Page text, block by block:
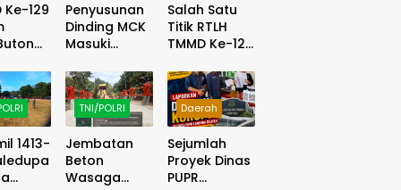
Ke-129
Bor
Air
Penyusunan
Dinding MCK
Masuki
Lanjutan,
Satgas
TMMD
Optimalkan
Progres di
Lapangan
Salah Satu
Titik RTLH
TMMD Ke-129
1413/Buton
Masuki
Tahap
Finishing,
Wujud
Hunian Layak
Kian Nyata
1413-
TNI/POLRI
Jembatan
Beton
Wasaga
Daerah
Sejumlah
Proyek Dinas
PUPR